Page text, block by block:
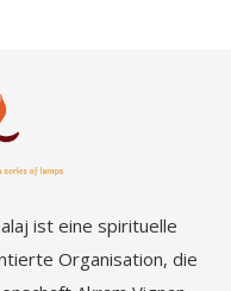
ist eine spirituelle
Organisation, die